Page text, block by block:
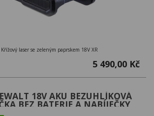
laser se zeleným paprskem 18V XR
5 490,00 Kč
18V AKU BEZUHLÍKOVÁ
BEZ BATERIE A NABÍJEČKY